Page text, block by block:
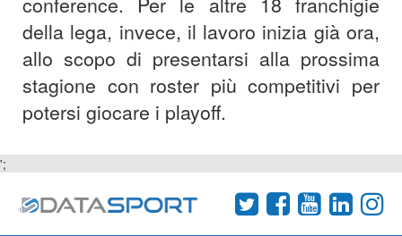
della lega, invece, il lavoro inizia già ora,
allo scopo di presentarsi alla prossima
stagione con roster più competitivi per
potersi giocare i playoff.
';